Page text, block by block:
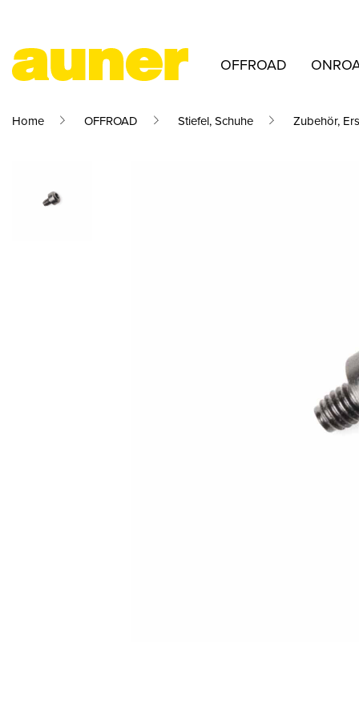
OFFROAD
Home OFFROAD Stiefel, Schuhe Zubehör,